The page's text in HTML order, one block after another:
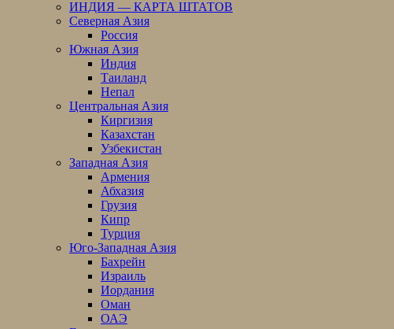
ИНДИЯ — КАРТА ШТАТОВ
Северная Азия
Россия
Южная Азия
Индия
Таиланд
Непал
Центральная Азия
Киргизия
Казахстан
Узбекистан
Западная Азия
Армения
Абхазия
Грузия
Кипр
Турция
Юго-Западная Азия
Бахрейн
Израиль
Иордания
Оман
ОАЭ